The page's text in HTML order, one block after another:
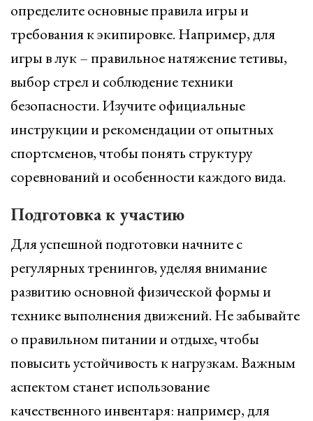
определите основные правила игры и
требования к экипировке. Например, для
игры в лук – правильное натяжение тетивы,
выбор стрел и соблюдение техники
безопасности. Изучите официальные
инструкции и рекомендации от опытных
спортсменов, чтобы понять структуру
соревнований и особенности каждого вида.
Подготовка к участию
Для успешной подготовки начните с
регулярных тренингов, уделяя внимание
развитию основной физической формы и
технике выполнения движений. Не забывайте
о правильном питании и отдыхе, чтобы
повысить устойчивость к нагрузкам. Важным
аспектом станет использование
качественного инвентаря: например, для